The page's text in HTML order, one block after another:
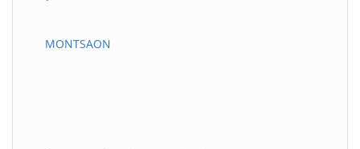
MONTSAON